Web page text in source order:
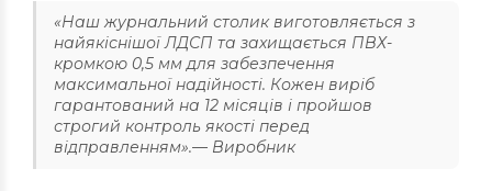
«Наш журнальний столик виготовляється з
найякіснішої ЛДСП та захищається ПВХ-
кромкою 0,5 мм для забезпечення
максимальної надійності. Кожен виріб
гарантований на 12 місяців і пройшов
строгий контроль якості перед
відправленням».— Виробник